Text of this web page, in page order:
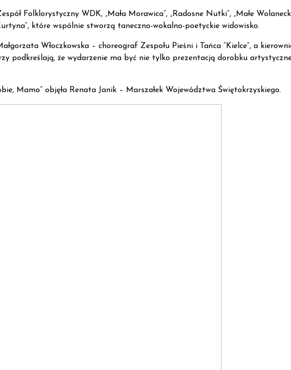
Folklorystyczny WDK, „Mała Morawica”, „Radosne Nutki”, „Małe
które wspólnie stworzą taneczno-wokalno-poetyckie widowisko.
Włoczkowska – choreograf Zespołu Pieśni i Tańca “Kielce”, a
podkreślają, że wydarzenie ma być nie tylko prezentacją dorobku
Mamo” objęła Renata Janik – Marszałek Województwa Świętokrzyskiego.